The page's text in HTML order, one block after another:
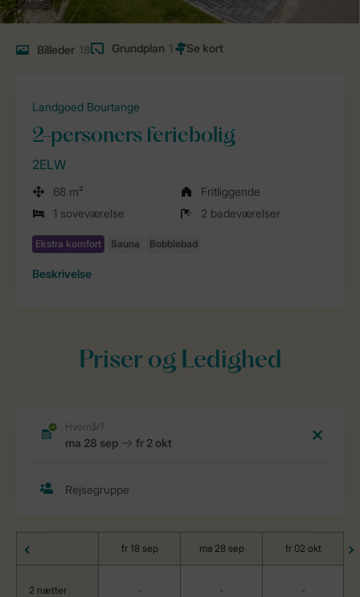
Billeder 18 Grundplan 1
Landgoed Bourtange
2-personers feriebolig
2ELW
68 m²
Fritliggende
1 soveværelse
2 badeværelser
Beskrivelse
Priser og Ledighed
fr 18 sep ma 28 sep fr 02 okt
2 nætter - - -